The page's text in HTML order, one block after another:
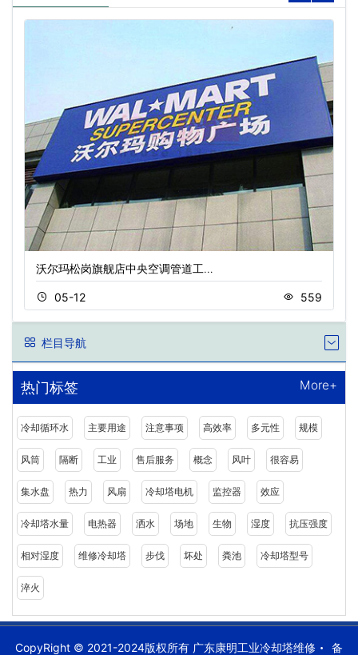
沃尔玛松岗旗舰店中央空调管道工…
05-12 559
栏目导航
热门标签 More+
冷却循环水 主要用途 注意事项 高效率 多元性 规模
风筒 隔断 工业 售后服务 概念 风叶 很容易
集水盘 热力 风扇 冷却塔电机 监控器 效应
冷却塔水量 电热器 洒水 场地 生物 湿度 抗压强度
相对湿度 维修冷却塔 步伐 坏处 粪池 冷却塔型号
淬火
CopyRight © 2021-2024版权所有 广东康明工业冷却塔维修 备